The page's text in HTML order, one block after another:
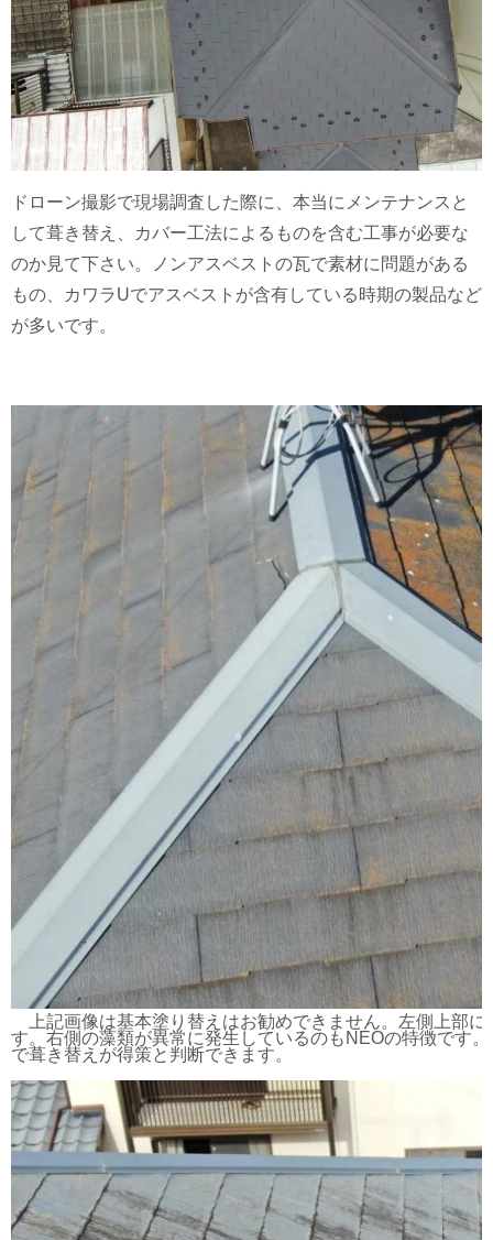
ドローン撮影で現場調査した際に、本当にメンテナンスと
して葺き替え、カバー工法によるものを含む工事が必要な
のか見て下さい。ノンアスベストの瓦で素材に問題がある
もの、カワラUでアスベストが含有している時期の製品など
が多いです。
上記画像は基本塗り替えはお勧めできません。左側上部
す。右側の藻類が異常に発生しているのもNEOの特徴です
で葺き替えが得策と判断できます。